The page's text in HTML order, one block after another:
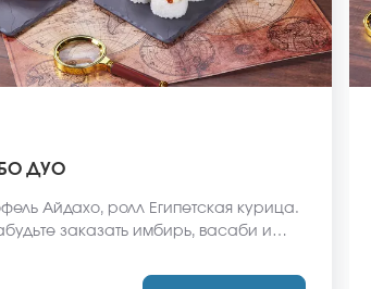
ДУО
Айдахо, ролл Египетская курица.
заказать имбирь, васаби и
*Внешний вид блюда может